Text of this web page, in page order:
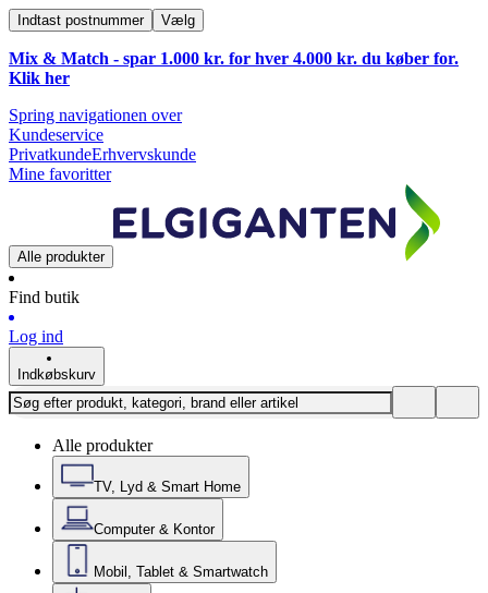
Indtast postnummer Vælg
Mix & Match - spar 1.000 kr. for hver 4.000 kr. du køber for.
Klik her
Spring navigationen over
Kundeservice
PrivatkundeErhvervskunde
Mine favoritter
Alle produkter
Find butik
Log ind
Indkøbskurv
Alle produkter
TV, Lyd & Smart Home
Computer & Kontor
Mobil, Tablet & Smartwatch